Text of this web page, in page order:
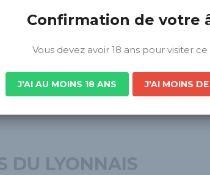
DU LYONNAIS
Confirmation de votre
Vous devez avoir 18 ans pour visiter ce
J'AI AU MOINS 18 ANS J'AI MOINS